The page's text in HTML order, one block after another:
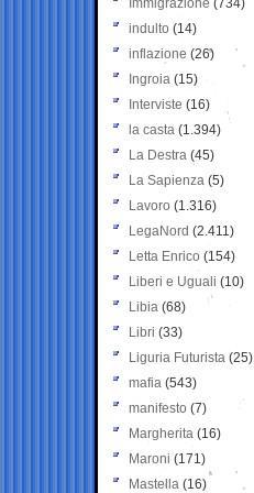
Immigrazione (734)
indulto (14)
inflazione (26)
Ingroia (15)
Interviste (16)
la casta (1.394)
La Destra (45)
La Sapienza (5)
Lavoro (1.316)
LegaNord (2.411)
Letta Enrico (154)
Liberi e Uguali (10)
Libia (68)
Libri (33)
Liguria Futurista (25)
mafia (543)
manifesto (7)
Margherita (16)
Maroni (171)
Mastella (16)